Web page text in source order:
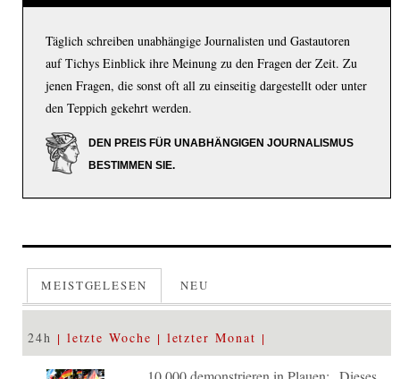
Täglich schreiben unabhängige Journalisten und Gastautoren
auf Tichys Einblick ihre Meinung zu den Fragen der Zeit. Zu
jenen Fragen, die sonst oft all zu einseitig dargestellt oder unter
den Teppich gekehrt werden.
DEN PREIS FÜR UNABHÄNGIGEN JOURNALISMUS
BESTIMMEN SIE.
MEISTGELESEN NEU
24h letzte Woche letzter Monat